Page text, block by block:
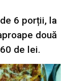
6 porții, la
două
de lei.